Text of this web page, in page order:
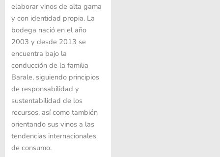
elaborar vinos de alta gama
y con identidad propia. La
bodega nació en el año
2003 y desde 2013 se
encuentra bajo la
conducción de la familia
Barale, siguiendo principios
de responsabilidad y
sustentabilidad de los
recursos, así como también
orientando sus vinos a las
tendencias internacionales
de consumo.